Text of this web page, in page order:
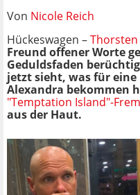
Von Nicole Reich
Hückeswagen –Thorsten
Freund offener Worte
Geduldsfaden
jetzt sieht, was für
Alexandra bekommen
"Temptation Island"-
aus der Haut.